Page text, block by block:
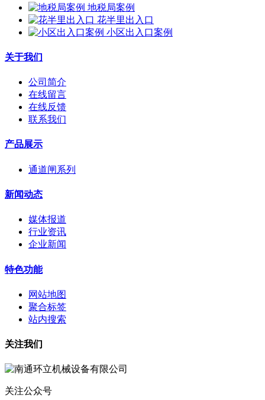
地税局案例
花半里出入口
小区出入口案例
关于我们
公司简介
在线留言
在线反馈
联系我们
产品展示
通道闸系列
新闻动态
媒体报道
行业资讯
企业新闻
特色功能
网站地图
聚合标签
站内搜索
关注我们
关注公众号